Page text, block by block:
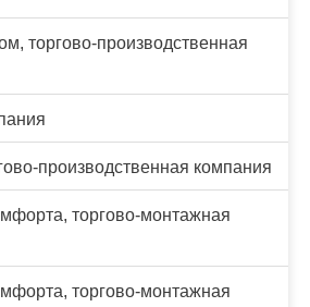
торгово-производственная
производственная компания
торгово-монтажная
торгово-монтажная